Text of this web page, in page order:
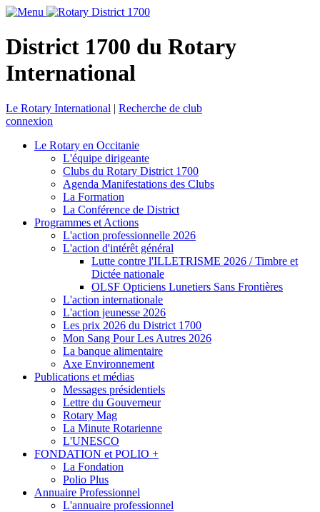
District 1700 du Rotary
International
Le Rotary International | Recherche de club
connexion
Le Rotary en Occitanie
L'équipe dirigeante
Clubs du Rotary District 1700
Agenda Manifestations des Clubs
La Formation
La Conférence de District
Programmes et Actions
L'action professionnelle 2026
L'action d'intérêt général
Lutte contre l'ILLETRISME 2026 / Timbre et
Dictée nationale
OLSF Opticiens Lunetiers Sans Frontières
L'action internationale
L'action jeunesse 2026
Les prix 2026 du District 1700
Mon Sang Pour Les Autres 2026
La banque alimentaire
Axe Environnement
Publications et médias
Messages présidentiels
Lettre du Gouverneur
Rotary Mag
La Minute Rotarienne
L'UNESCO
FONDATION et POLIO +
La Fondation
Polio Plus
Annuaire Professionnel
L'annuaire professionnel